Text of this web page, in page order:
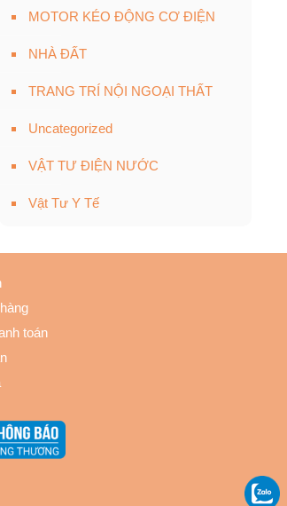
MOTOR KÉO ĐỘNG CƠ ĐIỆN
NHÀ ĐẤT
TRANG TRÍ NỘI NGOẠI THẤT
Uncategorized
VẬT TƯ ĐIỆN NƯỚC
Vật Tư Y Tế
toán